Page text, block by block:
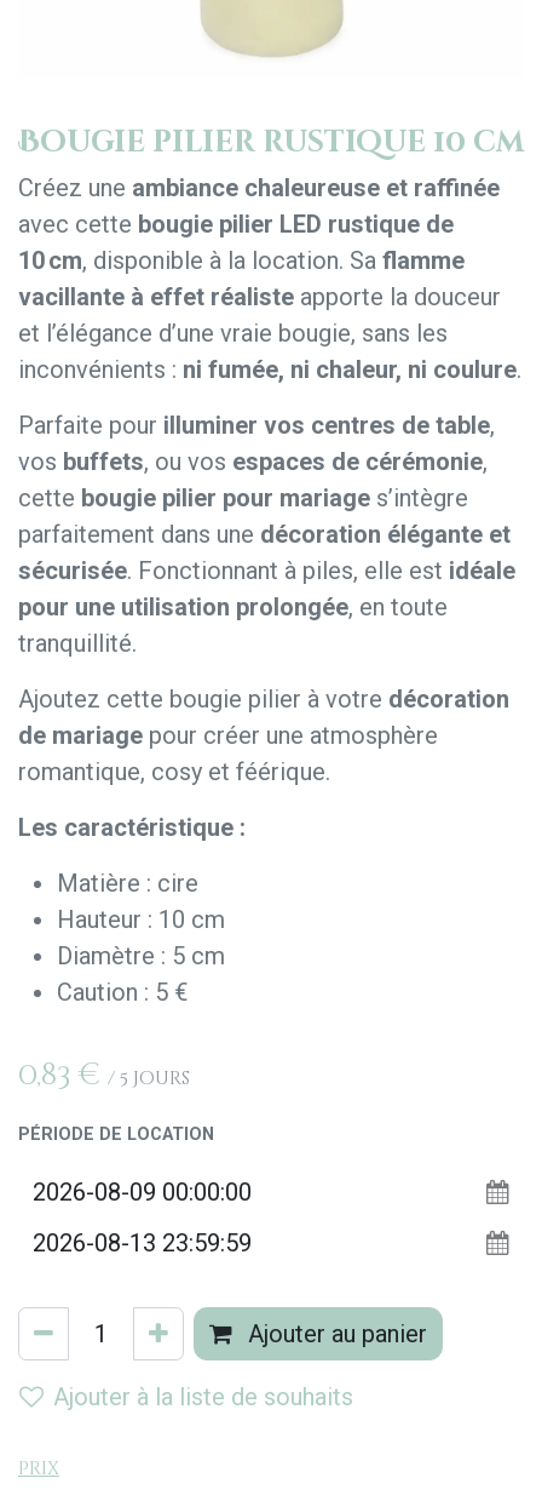
Bougie pilier rustique 10 cm
Créez une ambiance chaleureuse et raffinée
avec cette bougie pilier LED rustique de
10 cm, disponible à la location. Sa flamme
vacillante à effet réaliste apporte la douceur
et l’élégance d’une vraie bougie, sans les
inconvénients : ni fumée, ni chaleur, ni coulure.
Parfaite pour illuminer vos centres de table,
vos buffets, ou vos espaces de cérémonie,
cette bougie pilier pour mariage s’intègre
parfaitement dans une décoration élégante et
sécurisée. Fonctionnant à piles, elle est idéale
pour une utilisation prolongée, en toute
tranquillité.
Ajoutez cette bougie pilier à votre décoration
de mariage pour créer une atmosphère
romantique, cosy et féérique.
Les caractéristique :
Matière : cire
Hauteur : 10 cm
Diamètre : 5 cm
Caution : 5 €
0,83 € /5 Jours
PÉRIODE DE LOCATION
Ajouter au panier
Ajouter à la liste de souhaits
Prix